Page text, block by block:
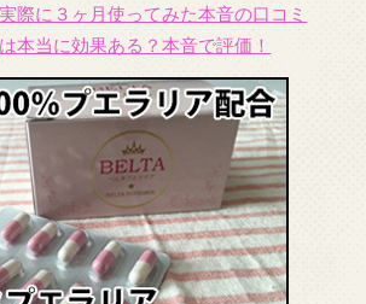
際に３ヶ月使ってみた本音の口コミ
本当に効果ある？本音で評価！